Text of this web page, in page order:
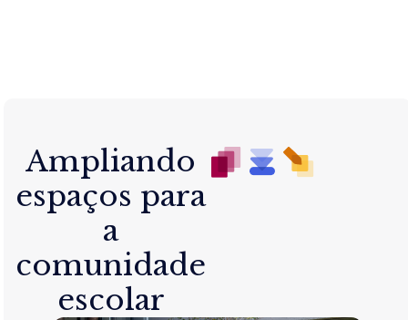
Ampliando
espaços para
a
comunidade
escolar